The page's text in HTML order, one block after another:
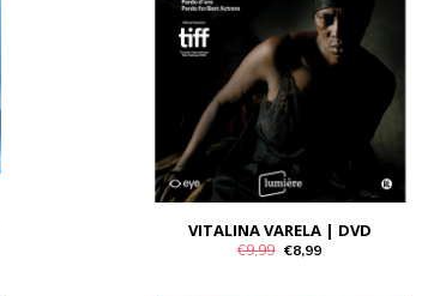
VITALINA VARELA | DVD
€9,99 €8,99